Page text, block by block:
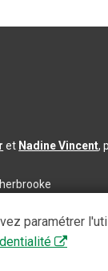
et Nadine Vincent,
paramétrer